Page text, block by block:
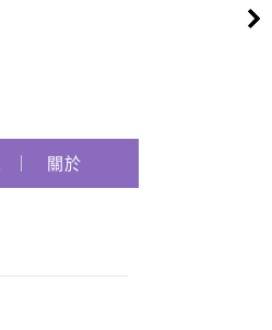
關於